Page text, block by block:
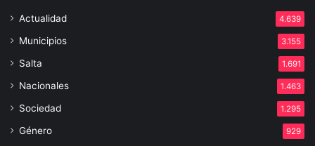
Actualidad 4.639
Municipios 3.155
Salta 1.691
Nacionales 1.463
Sociedad 1.295
Género 929